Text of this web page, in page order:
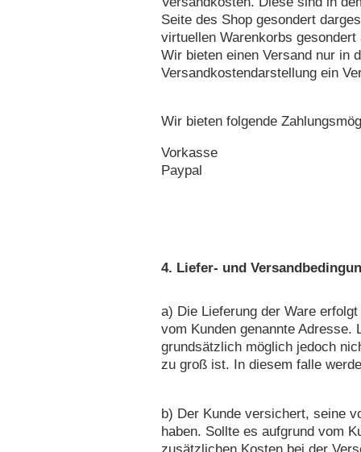
Seite des Shop gesondert
virtuellen Warenkorbs gesondert
Wir bieten einen Versand nur in
Versandkostendarstellung ein
Wir bieten folgende
Vorkasse
Paypal
4. Liefer- und
a) Die Lieferung der Ware
vom Kunden genannte
grundsätzlich möglich jedoch
zu groß ist. In diesem falle
b) Der Kunde versichert, seine
haben. Sollte es aufgrund vom
zusätzlichen Kosten bei der